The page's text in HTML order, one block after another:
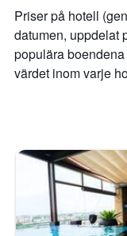
genomsnittliga
priset
som
hittats
under
för
rum
helgen.
Priser på hotell
datumen, uppdelat
populära
värdet inom varje